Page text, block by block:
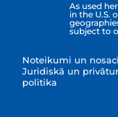
As used
in the U.S.
subject to
Noteikumi un
Juridiskā un
politika